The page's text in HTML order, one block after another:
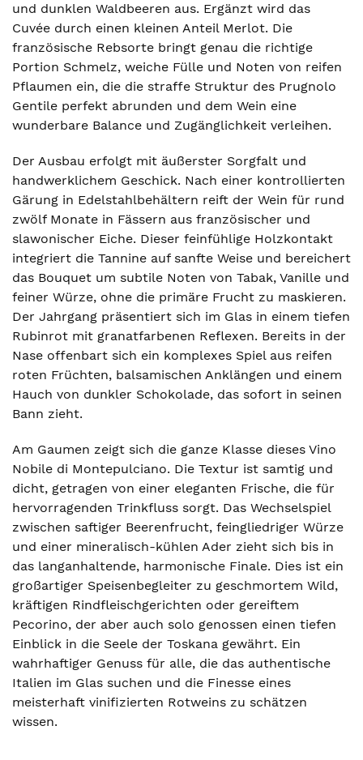
und dunklen Waldbeeren aus. Ergänzt wird das
Cuvée durch einen kleinen Anteil Merlot. Die
französische Rebsorte bringt genau die richtige
Portion Schmelz, weiche Fülle und Noten von reifen
Pflaumen ein, die die straffe Struktur des Prugnolo
Gentile perfekt abrunden und dem Wein eine
wunderbare Balance und Zugänglichkeit verleihen.
Der Ausbau erfolgt mit äußerster Sorgfalt und
handwerklichem Geschick. Nach einer kontrollierten
Gärung in Edelstahlbehältern reift der Wein für rund
zwölf Monate in Fässern aus französischer und
slawonischer Eiche. Dieser feinfühlige Holzkontakt
integriert die Tannine auf sanfte Weise und bereichert
das Bouquet um subtile Noten von Tabak, Vanille und
feiner Würze, ohne die primäre Frucht zu maskieren.
Der Jahrgang präsentiert sich im Glas in einem tiefen
Rubinrot mit granatfarbenen Reflexen. Bereits in der
Nase offenbart sich ein komplexes Spiel aus reifen
roten Früchten, balsamischen Anklängen und einem
Hauch von dunkler Schokolade, das sofort in seinen
Bann zieht.
Am Gaumen zeigt sich die ganze Klasse dieses Vino
Nobile di Montepulciano. Die Textur ist samtig und
dicht, getragen von einer eleganten Frische, die für
hervorragenden Trinkfluss sorgt. Das Wechselspiel
zwischen saftiger Beerenfrucht, feingliedriger Würze
und einer mineralisch-kühlen Ader zieht sich bis in
das langanhaltende, harmonische Finale. Dies ist ein
großartiger Speisenbegleiter zu geschmortem Wild,
kräftigen Rindfleischgerichten oder gereiftem
Pecorino, der aber auch solo genossen einen tiefen
Einblick in die Seele der Toskana gewährt. Ein
wahrhaftiger Genuss für alle, die das authentische
Italien im Glas suchen und die Finesse eines
meisterhaft vinifizierten Rotweins zu schätzen
wissen.